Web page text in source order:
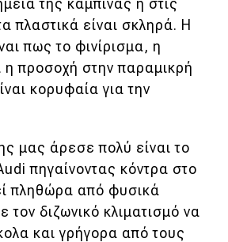
της καμπίνας ή στις
πλαστικά είναι σκληρά. Η
πως το φινίρισμα, η
η προσοχή στην παραμικρή
κορυφαία για την
μας άρεσε πολύ είναι το
πηγαίνοντας κόντρα στο
πληθώρα από φυσικά
τον διζωνικό κλιματισμό να
και γρήγορα από τους